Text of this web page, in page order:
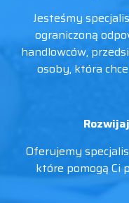
Jesteśmy
ograniczoną
handlowców,
osoby, która
Oferujemy
które pomogą Ci